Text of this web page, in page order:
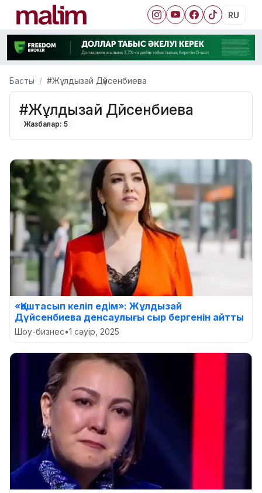
RU
Басты #Жұлдызай Дүйсенбиева
#Жұлдызай Дүйсенбиева
Жазбалар: 5
«Қоштасып келіп едім»: Жұлдызай
Дүйсенбиева денсаулығы сыр бергенін айтты
Шоу-бизнес•1 сәуір, 2025